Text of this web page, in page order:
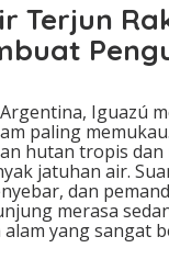
Terjun
Iguazú
paling
hutan tropis
jatuhan air.
dan
merasa
yang sangat